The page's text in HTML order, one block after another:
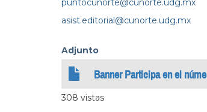
puntocunorte@cunorte.udg.mx
asist.editorial@cunorte.udg.mx
Adjunto
Banner Participa en el
308 vistas